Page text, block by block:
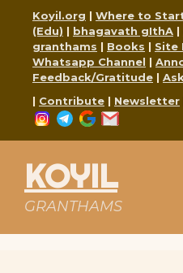
content
Koyil.org | Where to
(Edu) | bhagavath gIthA |
granthams | Books | Site
Whatsapp Channel |
Feedback/Gratitude |
| Contribute | Newsletter
Instagram
Telegram
Google
KOYIL
GRANTHAMS